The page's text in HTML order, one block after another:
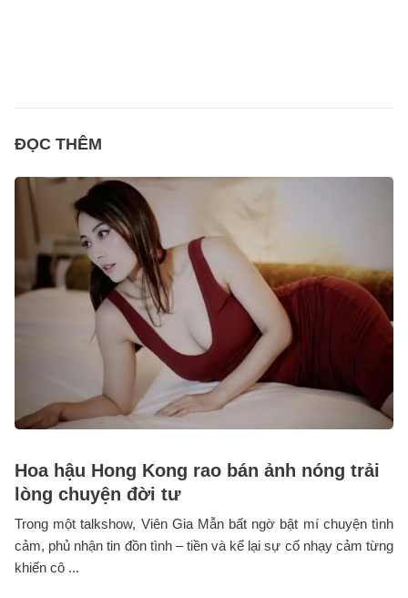
ĐỌC THÊM
Hoa hậu Hong Kong rao bán ảnh nóng trải
lòng chuyện đời tư
Trong một talkshow, Viên Gia Mẫn bất ngờ bật mí chuyện tình
cảm, phủ nhận tin đồn tình – tiền và kể lại sự cố nhạy cảm từng
khiến cô ...